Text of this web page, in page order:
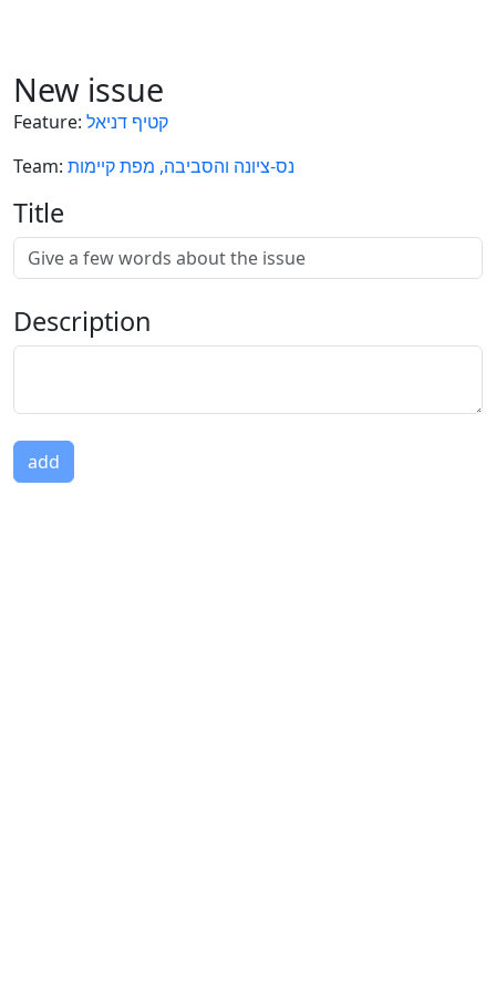
New issue
Feature: קטיף דניאל
Team: נס-ציונה והסביבה, מפת קיימות
Title
Description
add